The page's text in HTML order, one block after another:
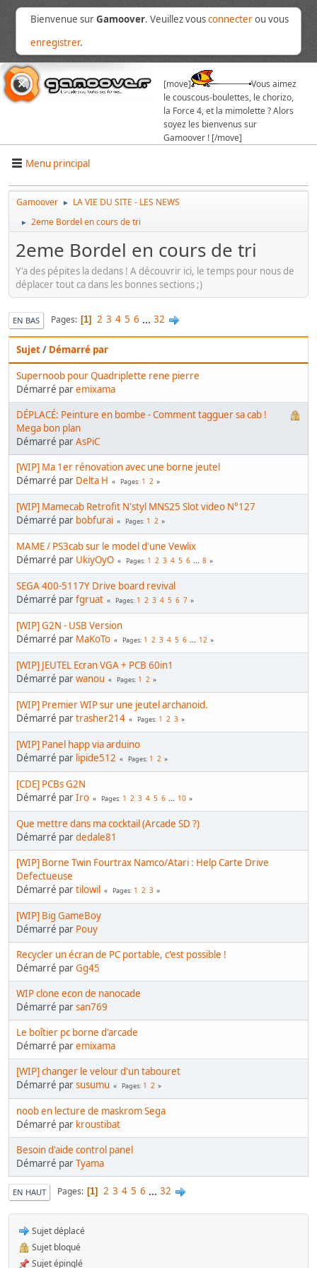
Bienvenue surGamoover. Veuillez vousconnecterou vous
enregistrer.
[move]
Vous aimez
le couscous-boulettes, le chorizo,
la Force 4, et la mimolette ? Alors
soyez les bienvenus sur
Gamoover ! [/move]
Menu principal
Gamoover ► LA VIE DU SITE - LES NEWS
► 2eme Bordel en cours de tri
2eme Bordel en cours de tri
Y'a des pépites la dedans ! A découvrir ici, le temps pour nous de
déplacer tout ca dans les bonnes sections ;)
EN BAS Pages 1 2 3 4 5 6 ... 32
Sujet/ Démarré par
Supernoob pour Quadriplette rene pierre
Démarré paremixama
DÉPLACÉ: Peinture en bombe - Comment tagguer sa cab !
Mega bon plan
Démarré parAsPiC
[WIP] Ma 1er rénovation avec une borne jeutel
Démarré par Delta H Pages 1 2
[WIP] Mamecab Retrofit N'styl MNS25 Slot video N°127
Démarré par bobfurai Pages 1 2
MAME / PS3cab sur le model d'une Vewlix
Démarré par UkiyOyO Pages 1 2 3 4 5 6 ... 8
SEGA 400-5117Y Drive board revival
Démarré parfgruat Pages 1 2 3 4 5 6 7
[WIP] G2N - USB Version
Démarré par MaKoTo Pages 1 2 3 4 5 6 ... 12
[WIP] JEUTEL Ecran VGA + PCB 60in1
Démarré parwanou Pages 1 2
[WIP] Premier WIP sur une jeutel archanoid.
Démarré partrasher214 Pages 1 2 3
[WIP] Panel happ via arduino
Démarré par lipide512 Pages 1 2
[CDE] PCBs G2N
Démarré parIro Pages 1 2 3 4 5 6 ... 10
Que mettre dans ma cocktail (Arcade SD ?)
Démarré pardedale81
[WIP] Borne Twin Fourtrax Namco/Atari : Help Carte Drive
Defectueuse
Démarré partilowil Pages 1 2 3
[WIP] Big GameBoy
Démarré par Pouy
Recycler un écran de PC portable, c'est possible !
Démarré parGg45
WIP clone econ de nanocade
Démarré parsan769
Le boîtier pc borne d'arcade
Démarré paremixama
[WIP] changer le velour d'un tabouret
Démarré parsusumu Pages 1 2
noob en lecture de maskrom Sega
Démarré par kroustibat
Besoin d'aide control panel
Démarré parTyama
EN HAUT Pages 1 2 3 4 5 6 ... 32
Sujet déplacé
Sujet bloqué
Sujet épinglé